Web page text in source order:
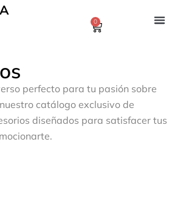
0
perfecto para tu pasión sobre
catálogo exclusivo de
diseñados para satisfacer tus